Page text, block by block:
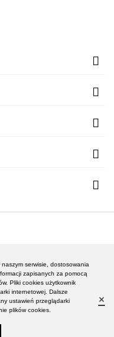
obuwie damskie,
mody - Realizacja i
- www.strony-
serwisie, dostosowania
zapisanych za pomocą
Pliki cookies użytkownik
internetowej. Dalsze
ustawień przeglądarki
plików cookies.
×